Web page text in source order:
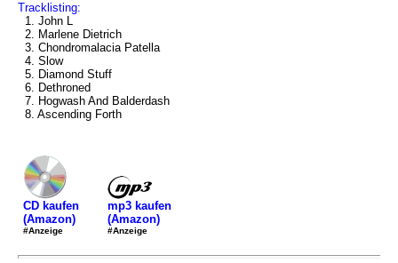
Tracklisting:
1. John L
2. Marlene Dietrich
3. Chondromalacia Patella
4. Slow
5. Diamond Stuff
6. Dethroned
7. Hogwash And Balderdash
8. Ascending Forth
CD kaufen
(Amazon)
#Anzeige
mp3 kaufen
(Amazon)
#Anzeige